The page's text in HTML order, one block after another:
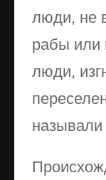
люди, не
рабы или
люди,